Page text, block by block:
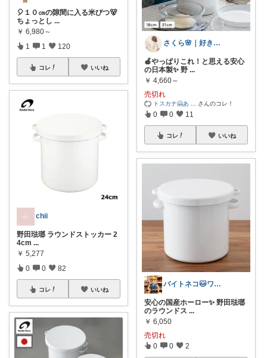
🎈１０㎝の隙間に入る米びつ🐻
ちょっとし ...
￥ 6,980～
1 1 120
コレ いいね
chii ‪
野田琺瑯 ラウンドストッカー 2
4cm ...
￥ 5,277
0 0 82
コレ いいね
さくら🌸｜好きなものを集める主婦ROO
🍎やっぱりこれ！と思える安心
の日本製✨ 野 ...
￥ 4,660～
売切れ
トスカナ🤗あ さんのコレ！
0 0 11
コレ いいね
バイトネコ🐱ワンオペママ喜ぶ便利グッズ
安心の国産ホーロー✨ 野田琺瑯
のラウンドス ...
￥ 6,050
売切れ
0 0 2